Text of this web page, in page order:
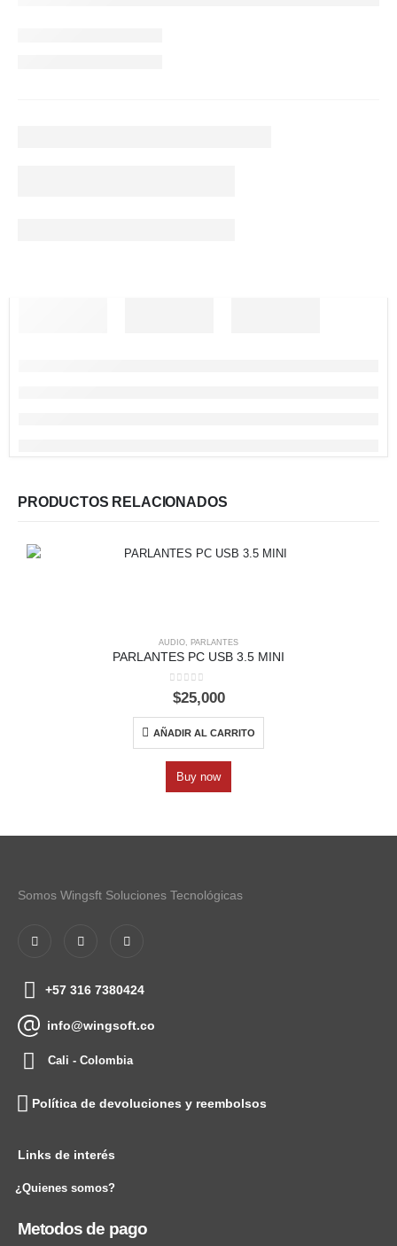
PRODUCTOS RELACIONADOS
AUDIO, PARLANTES
PARLANTES PC USB 3.5 MINI
0out of 5
$25,000
AÑADIR AL CARRITO
Buy now
Somos Wingsft Soluciones Tecnológicas
+57 316 7380424
info@wingsoft.co
Cali - Colombia
Política de devoluciones y reembolsos
Links de interés
¿Quienes somos?
Metodos de pago